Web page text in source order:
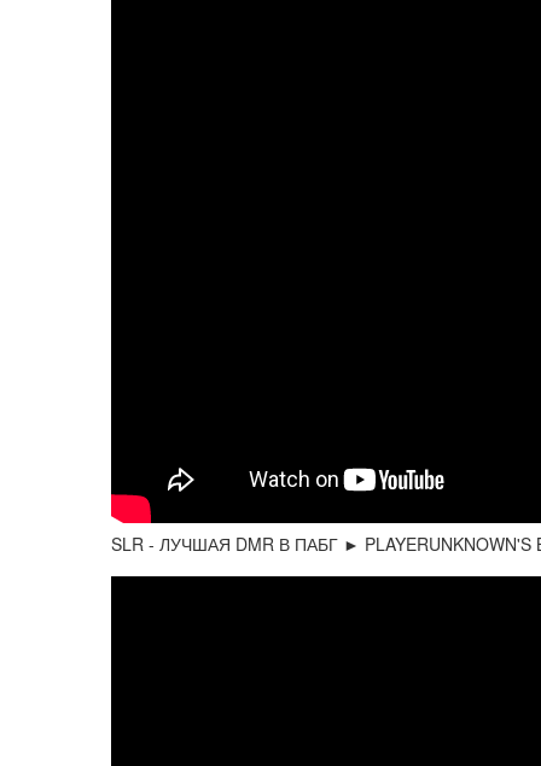
SLR - ЛУЧШАЯ DMR В ПАБГ ► PLAYERUNKNOWN'S